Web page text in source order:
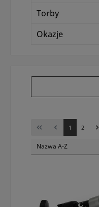
Torby
Okazje
Strona
1 Strona
2